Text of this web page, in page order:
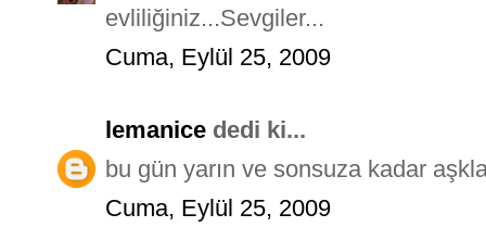
evliliğiniz...Sevgiler...
Cuma, Eylül 25, 2009
lemanice dedi ki...
bu gün yarın ve sonsuza kadar
Cuma, Eylül 25, 2009